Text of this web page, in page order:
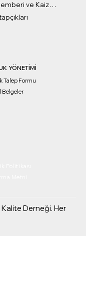
Derneği. Her
Kalite Çemberi ve Kaizen Ödülleri
YÖNETİMİ
Talep Formu
Belgeler